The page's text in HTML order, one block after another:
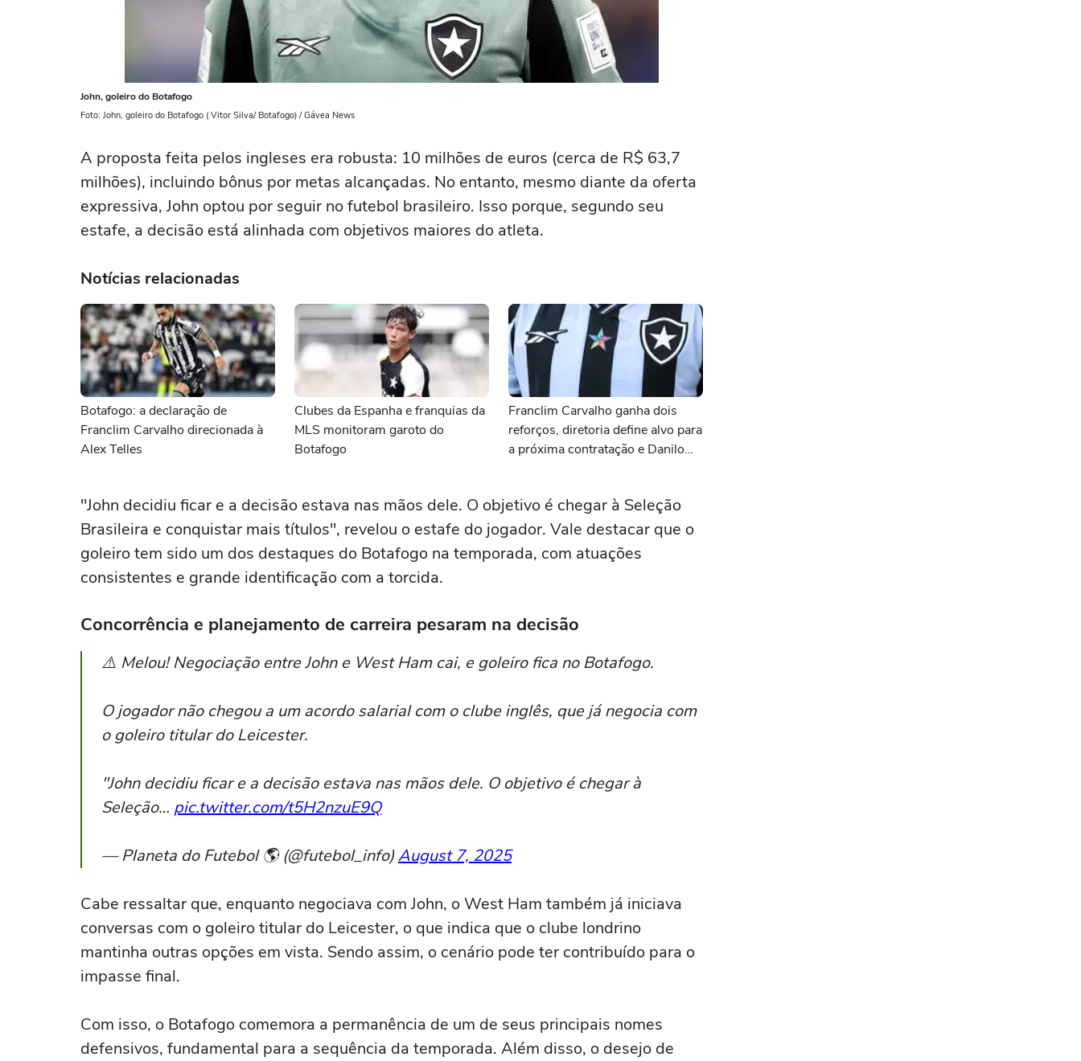
John, goleiro do Botafogo
Foto: John, goleiro do Botafogo ( Vitor Silva/ Botafogo) / Gávea News
A proposta feita pelos ingleses era robusta: 10 milhões de euros (cerca de R$ 63,7
milhões), incluindo bônus por metas alcançadas. No entanto, mesmo diante da oferta
expressiva, John optou por seguir no futebol brasileiro. Isso porque, segundo seu
estafe, a decisão está alinhada com objetivos maiores do atleta.
Notícias relacionadas
Botafogo: a declaração de
Franclim Carvalho direcionada à
Alex Telles
Clubes da Espanha e franquias da
MLS monitoram garoto do
Botafogo
Franclim Carvalho ganha dois
reforços, diretoria define alvo para
a próxima contratação e Danilo
do Botafogo
"John decidiu ficar e a decisão estava nas mãos dele. O objetivo é chegar à Seleção
Brasileira e conquistar mais títulos", revelou o estafe do jogador. Vale destacar que o
goleiro tem sido um dos destaques do Botafogo na temporada, com atuações
consistentes e grande identificação com a torcida.
Concorrência e planejamento de carreira pesaram na decisão
⚠️ Melou! Negociação entre John e West Ham cai, e goleiro fica no Botafogo.
O jogador não chegou a um acordo salarial com o clube inglês, que já negocia com
o goleiro titular do Leicester.
"John decidiu ficar e a decisão estava nas mãos dele. O objetivo é chegar à
Seleção… pic.twitter.com/t5H2nzuE9Q
— Planeta do Futebol 🌎 (@futebol_info)August 7, 2025
Cabe ressaltar que, enquanto negociava com John, o West Ham também já iniciava
conversas com o goleiro titular do Leicester, o que indica que o clube londrino
mantinha outras opções em vista. Sendo assim, o cenário pode ter contribuído para o
impasse final.
Com isso, o Botafogo comemora a permanência de um de seus principais nomes
defensivos, fundamental para a sequência da temporada. Além disso, o desejo de